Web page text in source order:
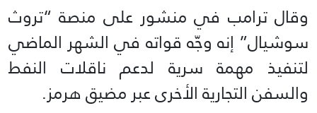
وقال ترامب في منشور على منصة “تروث
سوشيال” إنه وجّه قواته في الشهر الماضي
لتنفيذ مهمة سرية لدعم ناقلات النفط
والسفن التجارية الأخرى عبر مضيق هرمز.